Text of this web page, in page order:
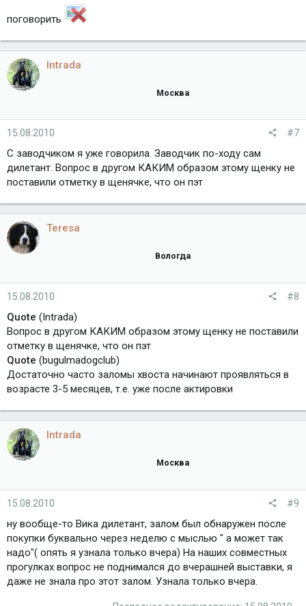
поговорить
Intrada
Москва
15.08.2010 #7
С заводчиком я уже говорила. Заводчик по-ходу сам
дилетант. Вопрос в другом КАКИМ образом этому щенку не
поставили отметку в щенячке, что он пэт
Teresa
Вологда
15.08.2010 #8
Quote (Intrada)
Вопрос в другом КАКИМ образом этому щенку не поставили
отметку в щенячке, что он пэт
Quote (bugulmadogclub)
Достаточно часто заломы хвоста начинают проявляться в
возрасте 3-5 месяцев, т.е. уже после актировки
Intrada
Москва
15.08.2010 #9
ну вообще-то Вика дилетант, залом был обнаружен после
покупки буквально через неделю с мыслью " а может так
надо"( опять я узнала только вчера) На наших совместных
прогулках вопрос не поднимался до вчерашней выставки, я
даже не знала про этот залом. Узнала только вчера.